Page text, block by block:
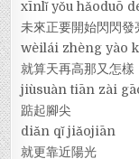
xīnlǐ yǒu hǎoduō
未來正要開始閃閃發
wèilái zhèng yào
就算天再高那又怎樣
jiùsuàn tiān zài
踮起腳尖
diǎn qǐ jiǎojiān
就更靠近陽光